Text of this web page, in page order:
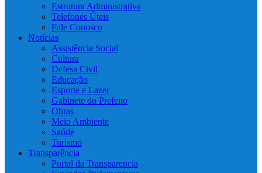
Estrutura Administrativa
Telefones Úteis
Fale Conosco
Notícias
Assistência Social
Cultura
Defesa Civil
Educação
Esporte e Lazer
Gabinete do Prefeito
Obras
Meio Ambiente
Saúde
Turismo
Transparência
Portal da Transparencia